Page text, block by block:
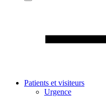
Patients et visiteurs
Urgence